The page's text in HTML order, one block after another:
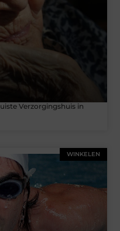
Verzorgingshuis in
WINKELEN